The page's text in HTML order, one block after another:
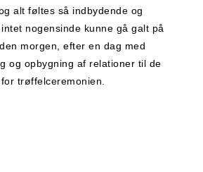
alt føltes så indbydende og
nogensinde kunne gå galt på
morgen, efter en dag med
og opbygning af relationer til de
trøffelceremonien.